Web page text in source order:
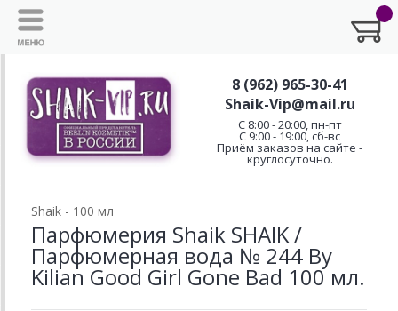
8 (962) 965-30-41
Shaik-Vip@mail.ru
C 8:00 - 20:00, пн-пт
С 9:00 - 19:00, сб-вс
Приём заказов на сайте -
круглосуточно.
Shaik - 100 мл
Парфюмерия Shaik SHAIK /
Парфюмерная вода № 244 By
Kilian Good Girl Gone Bad 100 мл.